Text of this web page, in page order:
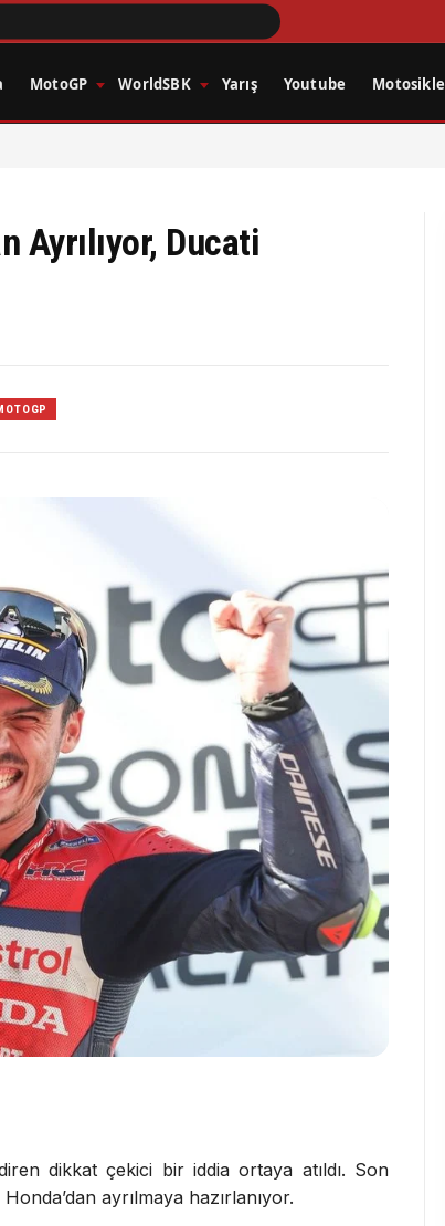
MotoGP WorldSBK Yarış Youtube
Ayrılıyor, Ducati
dikkat çekici bir iddia ortaya atıldı. Son
ayrılmaya hazırlanıyor.